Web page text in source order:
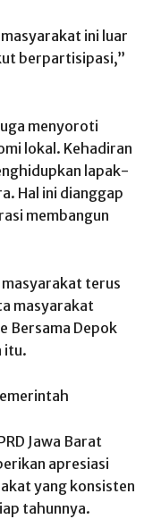
ini luar
berpartisipasi,”
menyoroti
lokal. Kehadiran
lapak-
Hal ini dianggap
membangun
masyarakat terus
masyarakat
Bersama Depok
itu.
Jawa Barat
apresiasi
yang konsisten
tahunnya.